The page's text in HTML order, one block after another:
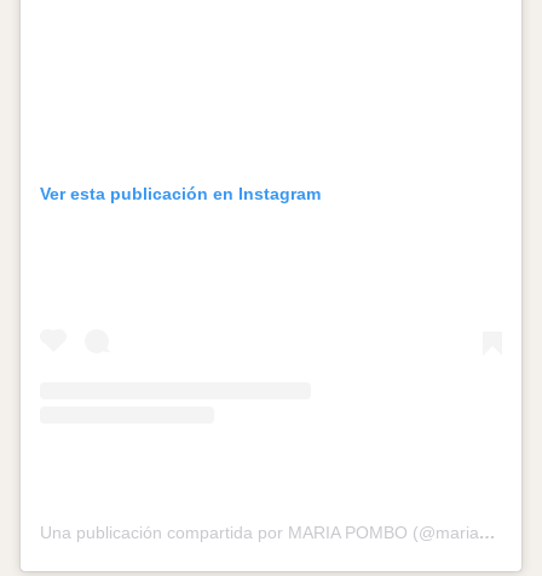
Ver esta publicación en Instagram
Una publicación compartida por MARIA POMBO (@mariapombo)